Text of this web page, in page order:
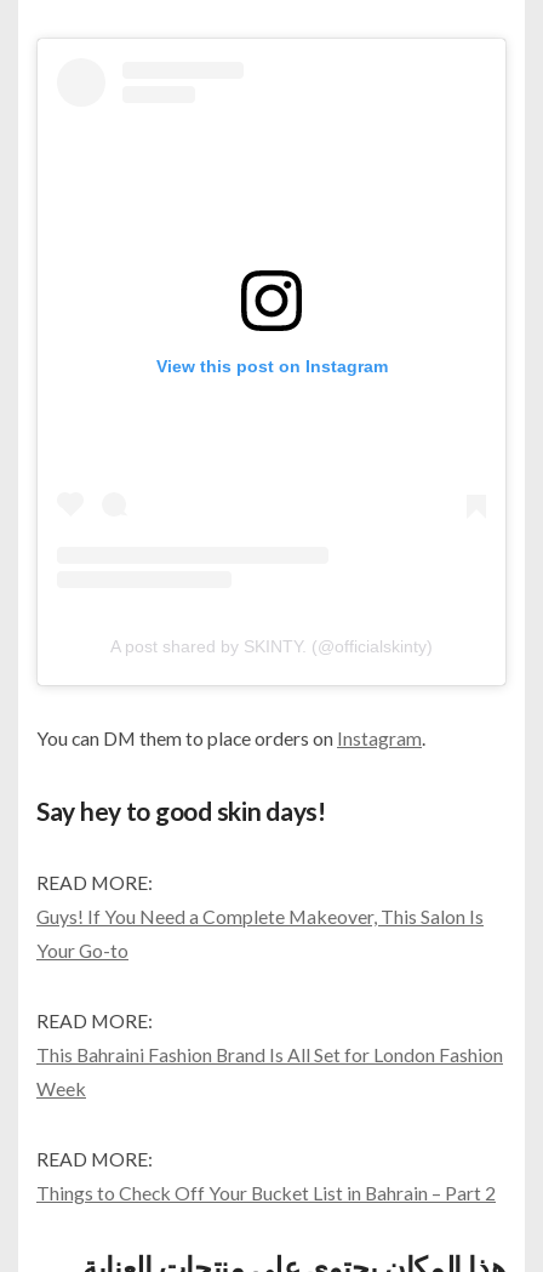
View this post on Instagram
A post shared by SKINTY. (@officialskinty)
You can DM them to place orders on Instagram.
Say hey to good skin days!
READ MORE:
Guys! If You Need a Complete Makeover, This Salon Is
Your Go-to
READ MORE:
This Bahraini Fashion Brand Is All Set for London Fashion
Week
READ MORE:
Things to Check Off Your Bucket List in Bahrain – Part 2